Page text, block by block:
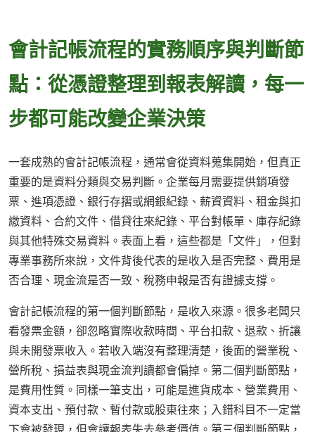
會計記帳流程的實務順序與判斷節
點：從憑證整理到報表解讀，每一
步都可能改變企業決策
一套成熟的會計記帳流程，通常會從資料蒐集開始，但真正
重要的是資料分類與交易判斷。企業每月需要提供銷項發
票、進項憑證、銀行存摺或網銀紀錄、薪資資料、租金與扣
繳資料、合約文件、借貸往來紀錄、平台對帳單、庫存紀錄
與其他特殊交易資料。表面上看，這些都是「文件」，但對
專業事務所來說，文件背後代表的是收入是否完整、費用是
否合理、現金流是否一致、稅務申報是否有證據支撐。
會計記帳流程的第一個判斷節點，是收入來源。很多老闆只
看發票金額，卻忽略實際收款時間、平台扣款、退款、折讓
與未開發票收入。若收入端沒有整理清楚，後面的營業稅、
營所稅、損益表與現金流判讀都會偏掉。第二個判斷節點，
是費用性質。同樣一筆支出，可能是進貨成本、營業費用、
資本支出、預付款、暫付款或股東往來；入錯科目不一定當